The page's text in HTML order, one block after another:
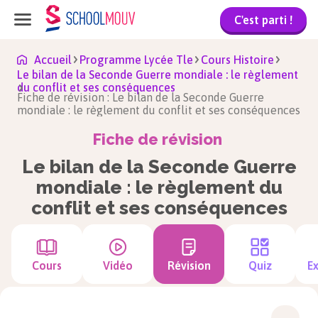
C'est parti !
Accueil Programme Lycée Tle
Cours Histoire
Le bilan de la Seconde Guerre mondiale : le règlement
du conflit et ses conséquences
Fiche de révision : Le bilan de la Seconde Guerre
mondiale : le règlement du conflit et ses conséquences
Fiche de révision
Le bilan de la Seconde Guerre
mondiale : le règlement du
conflit et ses conséquences
Cours Vidéo Révision Quiz